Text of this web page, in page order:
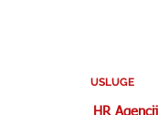
USLUGE
HR